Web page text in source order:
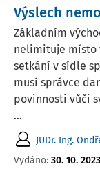
Výslech
Základním
nelimituje místo
setkání v sídle
musí správce
povinnosti vůči
...
JUDr. Ing.
Vydáno: 30. 10. 2023